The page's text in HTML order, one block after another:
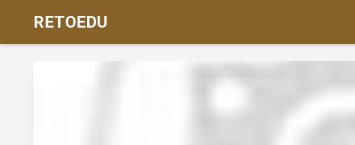
RETOEDU